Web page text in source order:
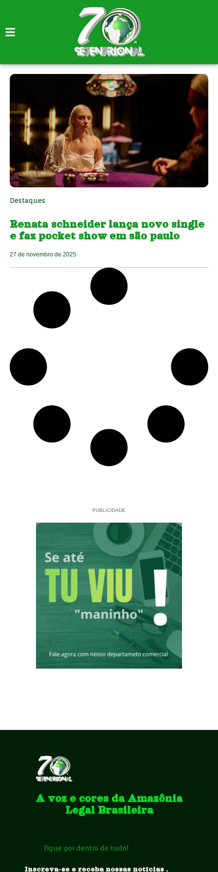
Destaques
Renata schneider lança novo single
e faz pocket show em são paulo
27 de novembro de 2025
PUBLICIDADE
A voz e cores da Amazônia
Legal Brasileira
Fique por dentro de tudo!
Inscreva-se e receba nossas notícias .